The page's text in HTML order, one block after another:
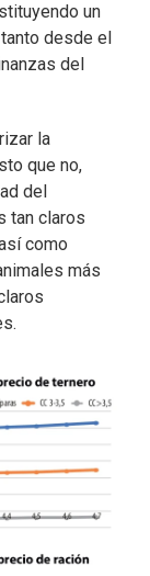
un
desde el
del
la
que no,
del
tan claros
como
más